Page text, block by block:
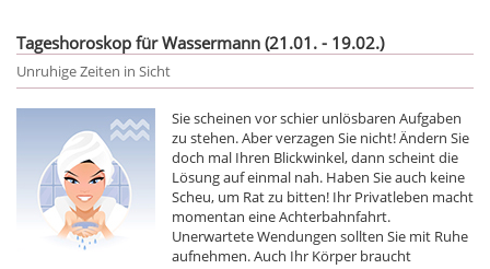
Tageshoroskop für Wassermann (21.01. - 19.02.)
Unruhige Zeiten in Sicht
Sie scheinen vor schier unlösbaren Aufgaben
zu stehen. Aber verzagen Sie nicht! Ändern Sie
doch mal Ihren Blickwinkel, dann scheint die
Lösung auf einmal nah. Haben Sie auch keine
Scheu, um Rat zu bitten! Ihr Privatleben macht
momentan eine Achterbahnfahrt.
Unerwartete Wendungen sollten Sie mit Ruhe
aufnehmen. Auch Ihr Körper braucht